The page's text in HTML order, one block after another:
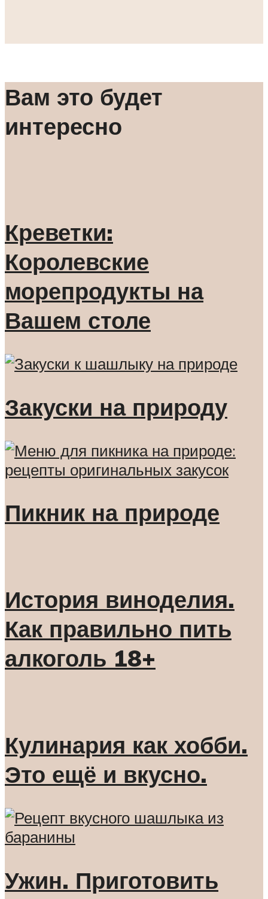
Вам это будет
интересно
Креветки:
Королевские
морепродукты на
Вашем столе
Закуски на природу
Пикник на природе
История виноделия.
Как правильно пить
алкоголь 18+
Кулинария как хобби.
Это ещё и вкусно.
Ужин. Приготовить